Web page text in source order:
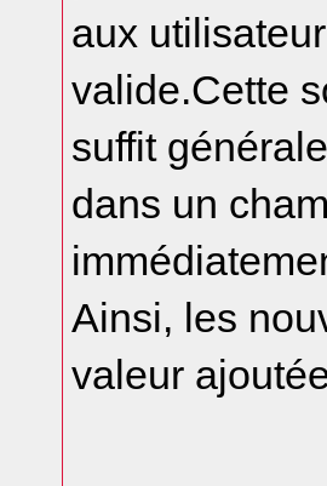
aux
valide.Cette
suffit
dans un
Ainsi, les
valeur